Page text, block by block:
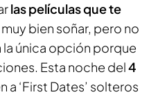
las películas que te
muy bien soñar, pero no
única opción porque
Esta noche del4
a ‘First Dates’ solteros